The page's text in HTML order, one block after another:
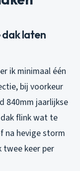
laten
ik minimaal één
bij voorkeur
840mm jaarlijkse
flink wat te
na hevige storm
twee keer per